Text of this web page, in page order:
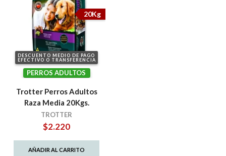
DESCUENTO MEDIO DE PAGO
EFECTIVO O TRANSFERENCIA
20Kg
PERROS ADULTOS
Trotter Perros Adultos
Raza Media 20Kgs.
TROTTER
$2.220
AÑADIR AL CARRITO